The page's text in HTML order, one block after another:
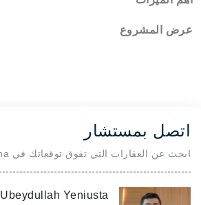
عرض المشروع
اتصل بمستشار
ابحث عن العقارات التي تفوق توقعاتك في Mellieħa
Ubeydullah Yeniusta